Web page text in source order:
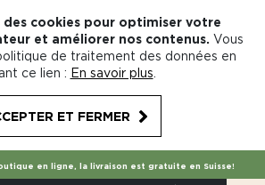
des cookies pour optimiser votre
et améliorer nos contenus. Vous
de traitement des données en
ce lien : En savoir plus
ET FERMER
en ligne, la livraison est gratuite en Suisse!